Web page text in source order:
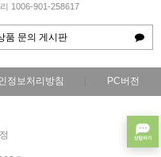
1006-901-258617
품 문의 게시판
정보처리방침 PC버전